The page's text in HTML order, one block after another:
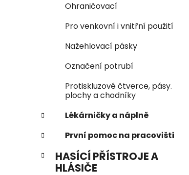
Ohraničovací
Pro venkovní i vnitřní použití
Nažehlovací pásky
Označení potrubí
Protiskluzové čtverce, pásy.
plochy a chodníky
Lékárničky a náplně
První pomoc na pracovišti
HASÍCÍ PŘÍSTROJE A
HLÁSIČE